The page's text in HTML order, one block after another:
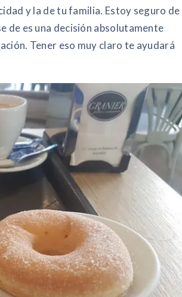
y la de tu familia. Estoy seguro de
de es una decisión absolutamente
Tener eso muy claro te ayudará